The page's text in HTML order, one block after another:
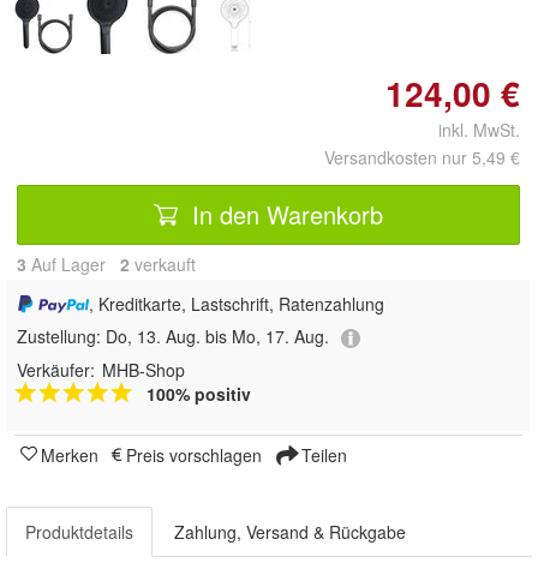
124,00 €
inkl. MwSt.
Versandkosten nur 5,49 €
In den Warenkorb
3 Auf Lager 2 verkauft
, Kreditkarte, Lastschrift, Ratenzahlung
Zustellung: Do, 13. Aug. bis Mo, 17. Aug.
Verkäufer: MHB-Shop
100% positiv
Merken Preis vorschlagen Teilen
Produktdetails Zahlung, Versand & Rückgabe